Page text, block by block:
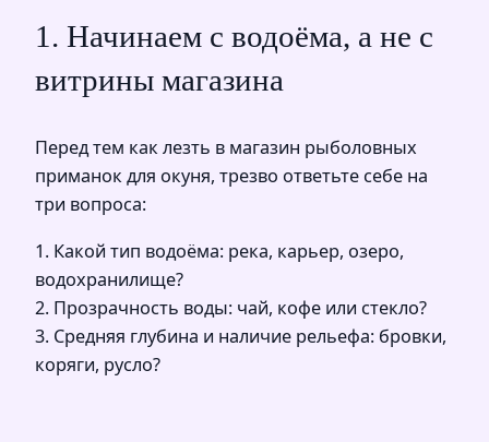
1. Начинаем с водоёма, а не с
витрины магазина
Перед тем как лезть в магазин рыболовных
приманок для окуня, трезво ответьте себе на
три вопроса:
1. Какой тип водоёма: река, карьер, озеро,
водохранилище?
2. Прозрачность воды: чай, кофе или стекло?
3. Средняя глубина и наличие рельефа: бровки,
коряги, русло?